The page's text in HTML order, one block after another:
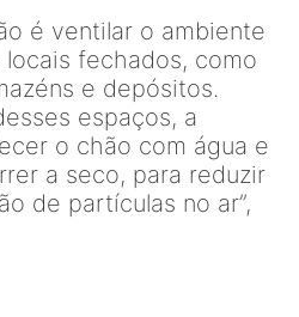
é ventilar o ambiente
fechados, como
e depósitos.
espaços, a
o chão com água e
a seco, para reduzir
de partículas no ar”,